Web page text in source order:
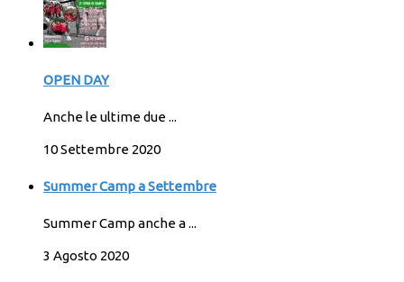
OPEN DAY
Anche le ultime due ...
10 Settembre 2020
Summer Camp a Settembre
Summer Camp anche a ...
3 Agosto 2020